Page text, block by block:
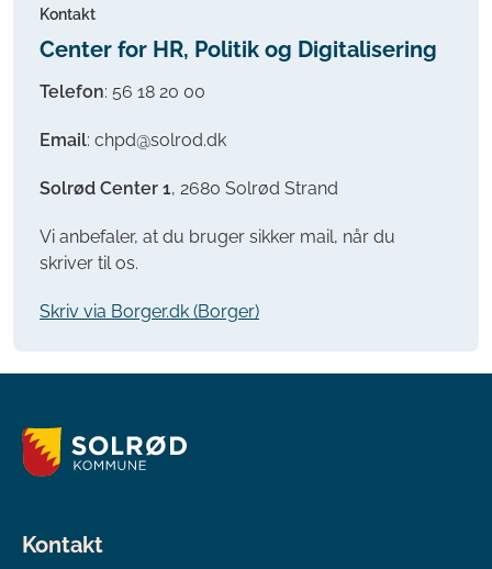
Kontakt
Center for HR, Politik og Digitalisering
Telefon: 56 18 20 00
Email: chpd@solrod.dk
Solrød Center 1, 2680 Solrød Strand
Vi anbefaler, at du bruger sikker mail, når du
skriver til os.
Skriv via Borger.dk (Borger)
Kontakt